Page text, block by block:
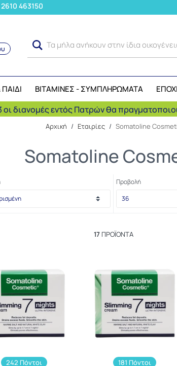
463150
Τα μήλα ανήκουν στην ίδια
ΒΙΤΑΜΙΝΕΣ - ΣΥΜΠΛΗΡΩΜΑΤΑ
διανομές εντός Πατρών θα
Αρχική / Εταιρίες / Somatoline
Somatoline
Προβολή
17 ΠΡΟΪΌΝΤΑ
242 Πόντοι 181 Πόντοι